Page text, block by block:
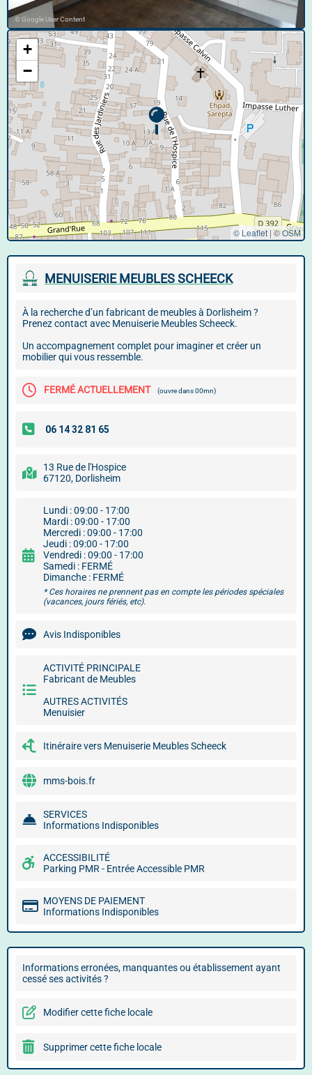
© Google User Content
+
−
© Leaflet |©OSM
MENUISERIE MEUBLES SCHEECK
À la recherche d’un fabricant de meubles à Dorlisheim ?
Prenez contact avec Menuiserie Meubles Scheeck.
Un accompagnement complet pour imaginer et créer un
mobilier qui vous ressemble.
FERMÉ ACTUELLEMENT (ouvre dans 00mn)
13 Rue de l'Hospice
67120, Dorlisheim
Lundi : 09:00 - 17:00
Mardi : 09:00 - 17:00
Mercredi : 09:00 - 17:00
Jeudi : 09:00 - 17:00
Vendredi : 09:00 - 17:00
Samedi : FERMÉ
Dimanche : FERMÉ
* Ces horaires ne prennent pas en compte les périodes spéciales
(vacances, jours fériés, etc).
Avis Indisponibles
ACTIVITÉ PRINCIPALE
Fabricant de Meubles
AUTRES ACTIVITÉS
Menuisier
Itinéraire vers Menuiserie Meubles Scheeck
mms-bois.fr
SERVICES
Informations Indisponibles
ACCESSIBILITÉ
Parking PMR - Entrée Accessible PMR
MOYENS DE PAIEMENT
Informations Indisponibles
Informations erronées, manquantes ou établissement ayant
cessé ses activités ?
Modifier cette fiche locale
Supprimer cette fiche locale